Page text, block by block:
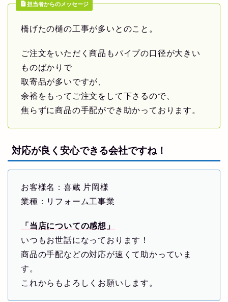
担当者からのメッセージ
橋げたの樋の工事が多いとのこと。
ご注文をいただく商品もパイプの口径が大きい
ものばかりで
取寄品が多いですが、
余裕をもってご注文をして下さるので、
焦らずに商品の手配ができ助かっております。
対応が良く安心できる会社ですね！
お客様名：喜蔵 片岡様
業種：リフォーム工事業
「当店についての感想」
いつもお世話になっております！
商品の手配などの対応が速くて助かっていま
す。
これからもよろしくお願いします。